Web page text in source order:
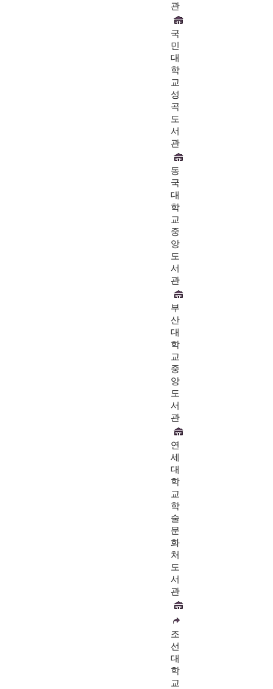
관
국
민
대
학
교
성
곡
도
서
관
동
국
대
학
교
중
앙
도
서
관
부
산
대
학
교
중
앙
도
서
관
연
세
대
학
교
학
술
문
화
처
도
서
관
조
선
대
학
교